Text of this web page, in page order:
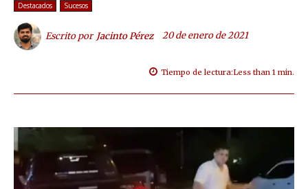
Destacados Sucesos
Escrito por Jacinto Pérez 20 de enero de 2021
Tiempo de lectura:Less than 1 min.